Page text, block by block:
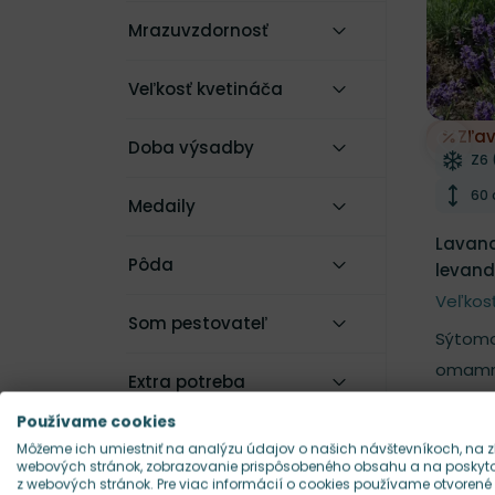
Mrazuvzdornosť
Veľkosť kvetináča
Doba výsadby
Medaily
Pôda
Som pestovateľ
Extra potreba
Z6
60
5.90 €
Cena
3.54
Používame cookies
Môžeme ich umiestniť na analýzu údajov o našich návštevníkoch, na
webových stránok, zobrazovanie prispôsobeného obsahu a na
z webových stránok. Pre viac informácií o cookies používame